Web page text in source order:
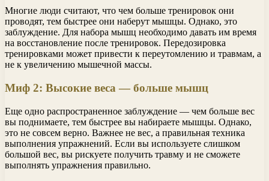
Многие люди считают, что чем больше тренировок они
проводят, тем быстрее они наберут мышцы. Однако, это
заблуждение. Для набора мышц необходимо давать им время
на восстановление после тренировок. Передозировка
тренировками может привести к переутомлению и травмам, а
не к увеличению мышечной массы.
Миф 2: Высокие веса — больше мышц
Еще одно распространенное заблуждение — чем больше вес
вы поднимаете, тем быстрее вы набираете мышцы. Однако,
это не совсем верно. Важнее не вес, а правильная техника
выполнения упражнений. Если вы используете слишком
большой вес, вы рискуете получить травму и не сможете
выполнять упражнения правильно.